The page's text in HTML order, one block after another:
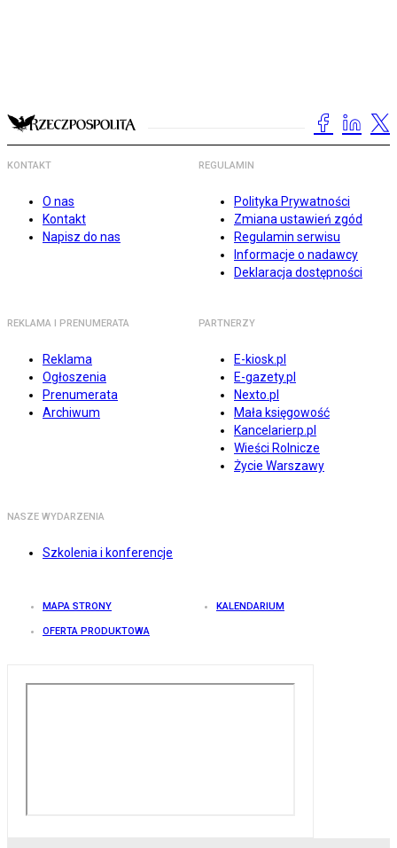
KONTAKT
O nas
Kontakt
Napisz do nas
REGULAMIN
Polityka Prywatności
Zmiana ustawień zgód
Regulamin serwisu
Informacje o nadawcy
Deklaracja dostępności
REKLAMA I PRENUMERATA
Reklama
Ogłoszenia
Prenumerata
Archiwum
PARTNERZY
E-kiosk.pl
E-gazety.pl
Nexto.pl
Mała księgowość
Kancelarierp.pl
Wieści Rolnicze
Życie Warszawy
NASZE WYDARZENIA
Szkolenia i konferencje
MAPA STRONY KALENDARIUM
OFERTA PRODUKTOWA